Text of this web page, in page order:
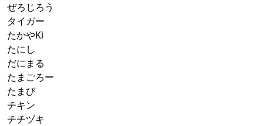
ぜろじろう
タイガー
たかやKi
たにし
だにまる
たまごろー
たまび
チキン
チチヅキ